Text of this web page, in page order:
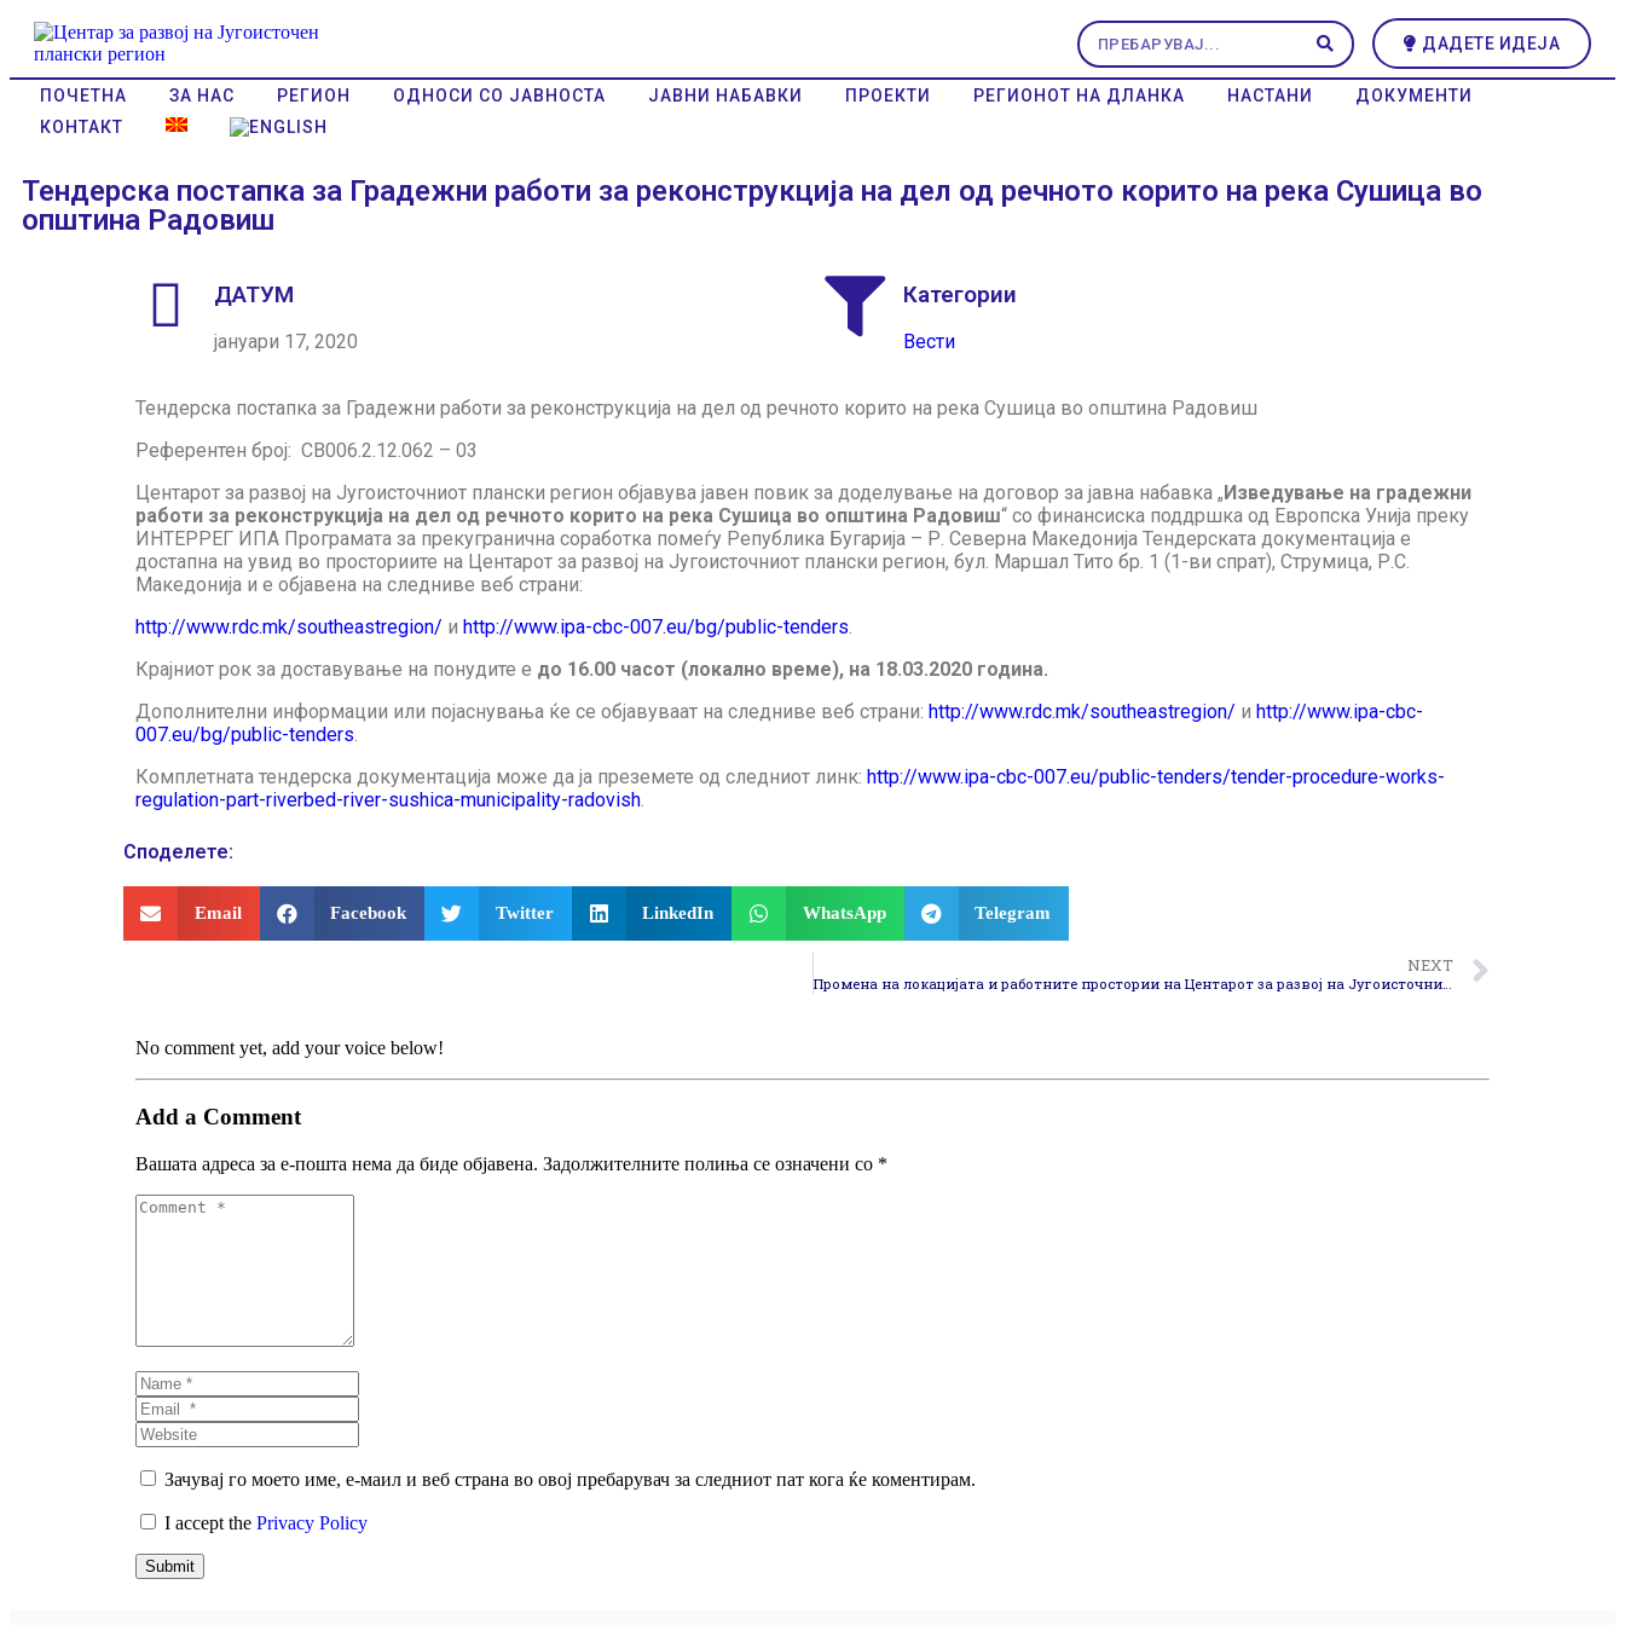
ДАДЕТЕ ИДЕЈА
ПОЧЕТНА ЗА НАС РЕГИОН ОДНОСИ СО ЈАВНОСТА ЈАВНИ НАБАВКИ ПРОЕКТИ РЕГИОНОТ НА ДЛАНКА НАСТАНИ
ДОКУМЕНТИ
КОНТАКТ
Тендерска постапка за Градежни работи за реконструкција на дел од речното корито на река Сушица во
општина Радовиш
ДАТУМ
јануари 17, 2020
Категории
Вести
Тендерска постапка за Градежни работи за реконструкција на дел од речното корито на река Сушица во општина Радовиш
Референтен број: CB006.2.12.062 – 03
Центарот за развој на Југоисточниот плански регион објавува јавен повик за доделување на договор за јавна набавка „ Изведување на градежни
работи за реконструкција на дел од речното корито на река Сушица во општина Радовиш“ со финансиска поддршка од Европска Унија преку
ИНТЕРРЕГ ИПА Програмата за прекугранична соработка помеѓу Република Бугарија – Р. Северна Македонија Тендерската документација е
достапна на увид во просториите на Центарот за развој на Југоисточниот плански регион, бул. Маршал Тито бр. 1 (1-ви спрат), Струмица, Р.С.
Македонија и е објавена на следниве веб страни:
http://www.rdc.mk/southeastregion/ и http://www.ipa-cbc-007.eu/bg/public-tenders.
Крајниот рок за доставување на понудите е до 16.00 часот (локално време), на 18.03.2020 година.
Дополнителни информации или појаснувања ќе се објавуваат на следниве веб страни: http://www.rdc.mk/southeastregion/ и http://www.ipa-cbc-
007.eu/bg/public-tenders.
Комплетната тендерска документација може да ја преземете од следниот линк: http://www.ipa-cbc-007.eu/public-tenders/tender-procedure-works-
regulation-part-riverbed-river-sushica-municipality-radovish.
Споделeте:
Email Facebook Twitter LinkedIn WhatsApp Telegram
NEXT
Промена на локацијата и работните простории на Центарот за развој на Југоисточниот плански регион
No comment yet, add your voice below!
Add a Comment
Вашата адреса за е-пошта нема да биде објавена. Задолжителните полиња се означени со *
Comment
Name
*Email
*Website
Зачувај го моето име, е-маил и веб страна во овој пребарувач за следниот пат кога ќе коментирам.
I accept the Privacy Policy
Submit